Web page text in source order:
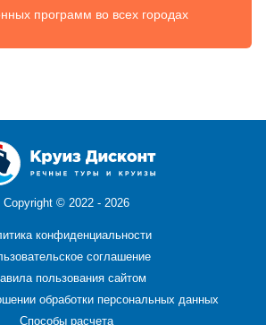
программ во всех городах
Copyright © 2022 - 2026
конфиденциальности
соглашение
пользования сайтом
обработки персональных данных
Способы расчета